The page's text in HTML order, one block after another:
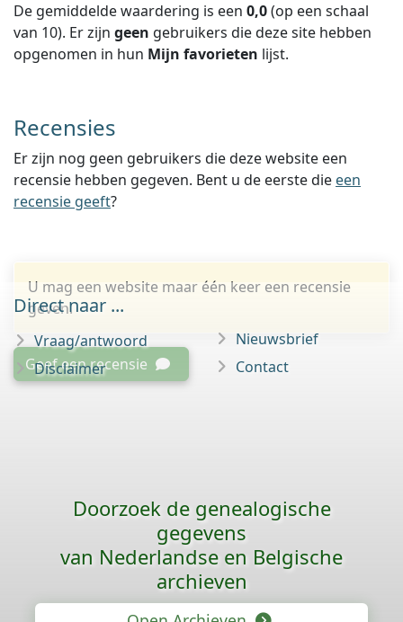
De gemiddelde waardering is een 0,0(op een schaal
van 10). Er zijn geen gebruikers die deze site hebben
opgenomen in hun Mijn favorieten lijst.
Recensies
Er zijn nog geen gebruikers die deze website een
recensie hebben gegeven. Bent u de eerste die een
recensie geeft?
U mag een website maar één keer een recensie
geven.
Geef een recensie
Direct naar ...
Vraag/antwoord
Disclaimer
Nieuwsbrief
Contact
Doorzoek de genealogische
gegevens
van Nederlandse en Belgische
archieven